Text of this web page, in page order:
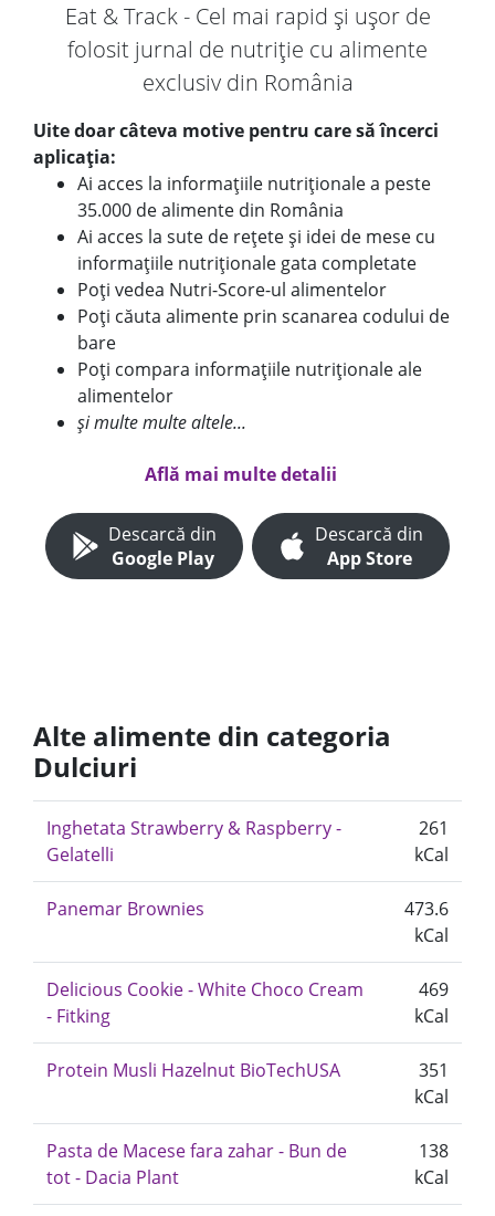
Eat & Track - Cel mai rapid și ușor de
folosit jurnal de nutriție cu alimente
exclusiv din România
Uite doar câteva motive pentru care să încerci
aplicația:
Ai acces la informațiile nutriționale a peste
35.000 de alimente din România
Ai acces la sute de rețete și idei de mese cu
informațiile nutriționale gata completate
Poți vedea Nutri-Score-ul alimentelor
Poți căuta alimente prin scanarea codului de
bare
Poți compara informațiile nutriționale ale
alimentelor
și multe multe altele...
Află mai multe detalii
Descarcă din
Google Play
Descarcă din
App Store
Alte alimente din categoria
Dulciuri
Inghetata Strawberry & Raspberry -
Gelatelli
261
kCal
Panemar Brownies
473.6
kCal
Delicious Cookie - White Choco Cream
- Fitking
469
kCal
Protein Musli Hazelnut BioTechUSA
351
kCal
Pasta de Macese fara zahar - Bun de
tot - Dacia Plant
138
kCal